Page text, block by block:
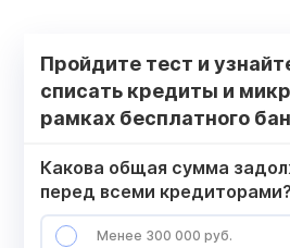
Пройдите тест и
списать кредиты и
рамках бесплатного
Какова общая сумма
перед всеми кредиторами?
Менее 300 000 руб.